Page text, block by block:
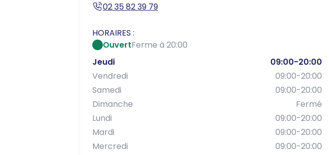
02 35 82 39 79
HORAIRES :
OuvertFerme à 20:00
Jeudi
09:00-20:00
Vendredi
09:00-20:00
Samedi
09:00-20:00
Dimanche
Fermé
Lundi
09:00-20:00
Mardi
09:00-20:00
Mercredi
09:00-20:00